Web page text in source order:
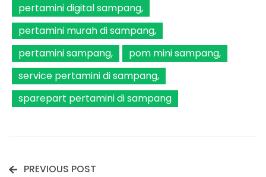
pertamini digital sampang
pertamini murah di sampang
pertamini sampang
pom mini sampang
service pertamini di sampang
sparepart pertamini di sampang
PREVIOUS POST